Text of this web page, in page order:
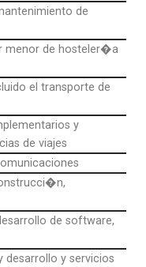
de
menor de hosteler�a
el transporte de
y
de viajes
de software,
y servicios